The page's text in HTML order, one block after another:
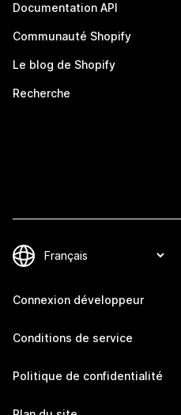
Documentation API
Communauté Shopify
Le blog de Shopify
Recherche
Connexion développeur
Conditions de service
Politique de confidentialité